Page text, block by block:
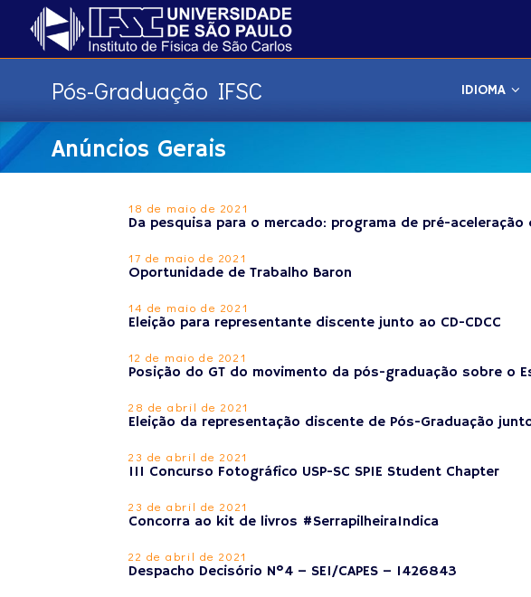
Pós-Graduação IFSC IDIOMA
Anúncios Gerais
18 de maio de 2021
Da pesquisa para o mercado: programa de pré-
17 de maio de 2021
Oportunidade de Trabalho Baron
14 de maio de 2021
Eleição para representante discente junto ao CD-CDCC
12 de maio de 2021
Posição do GT do movimento da pós-graduação sobre o
28 de abril de 2021
Eleição da representação discente de Pós-Graduação junto
23 de abril de 2021
III Concurso Fotográfico USP-SC SPIE Student Chapter
23 de abril de 2021
Concorra ao kit de livros #SerrapilheiraIndica
22 de abril de 2021
Despacho Decisório Nº4 – SEI/CAPES – 1426843